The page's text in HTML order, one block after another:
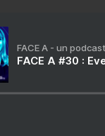
FACE A - un
FACE A #30 :